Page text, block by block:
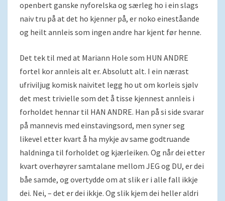
openbert ganske nyforelska og særleg ho i ein slags
naiv tru på at det ho kjenner på, er noko eineståande
og heilt annleis som ingen andre har kjent før henne.
Det tek til med at Mariann Hole som HUN ANDRE
fortel kor annleis alt er. Absolutt alt. I ein nærast
ufriviljug komisk naivitet legg ho ut om korleis sjølv
det mest trivielle som det å tisse kjennest annleis i
forholdet hennar til HAN ANDRE. Han på si side svarar
på mannevis med einstavingsord, men syner seg
likevel etter kvart å ha mykje av same godtruande
haldninga til forholdet og kjærleiken. Og når dei etter
kvart overhøyrer samtalane mellom JEG og DU, er dei
båe samde, og overtydde om at slik er i alle fall ikkje
dei. Nei, – det er dei ikkje. Og slik kjem dei heller aldri